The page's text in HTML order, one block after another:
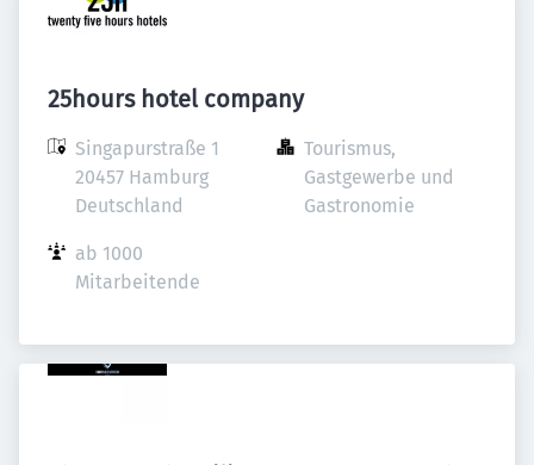
25hours hotel company
Singapurstraße 1
20457 Hamburg
Deutschland
Tourismus,
Gastgewerbe und
Gastronomie
ab 1000
Mitarbeitende